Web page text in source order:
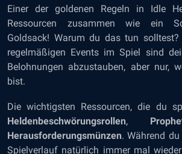
Einer der goldenen Regeln in Idle
Ressourcen zusammen wie ein
Goldsack! Warum du das tun
regelmäßigen Events im Spiel sind
Belohnungen abzustauben, aber nur,
bist.
Die wichtigsten Ressourcen, die du
Heldenbeschwörungsrollen,
Herausforderungsmünzen. Während
Spielverlauf natürlich immer mal